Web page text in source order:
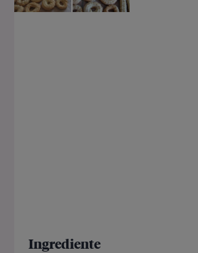
Ingrediente